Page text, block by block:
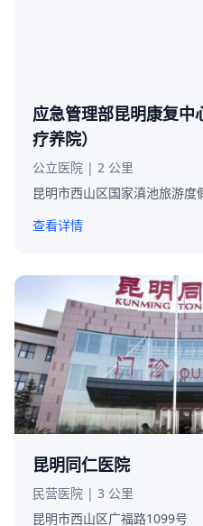
应急管理部昆明康复中
疗养院）
公立医院 | 2 公里
昆明市西山区国家滇池旅游度
查看详情
昆明同仁医院
民营医院 | 3 公里
昆明市西山区广福路1099号